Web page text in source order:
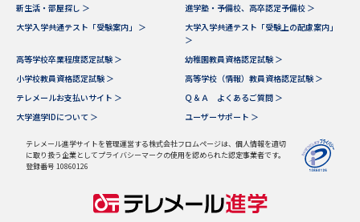
新生活・部屋探し ＞
進学塾・予備校、高卒認定予備校 ＞
大学入学共通テスト「受験案内」 ＞
大学入学共通テスト「受験上の配慮案内」
＞
高等学校卒業程度認定試験 ＞
幼稚園教員資格認定試験 ＞
小学校教員資格認定試験 ＞
高等学校（情報）教員資格認定試験 ＞
テレメールお支払いサイト ＞
Ｑ＆Ａ よくあるご質問 ＞
大学進学IDについて ＞
ユーザーサポート ＞
テレメール進学サイトを管理運営する株式会社フロムページは、個人情報を適切
に取り扱う企業としてプライバシーマークの使用を認められた認定事業者です。
登録番号 10860126